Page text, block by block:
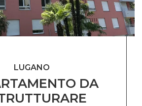
DA
LUGANO